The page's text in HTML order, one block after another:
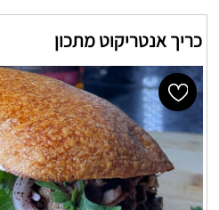
כריך אנטריקוט מתכון